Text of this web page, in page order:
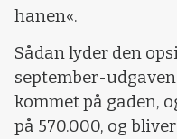
hanen«.
Sådan lyder den
september-
kommet på gaden,
på 570.000, og